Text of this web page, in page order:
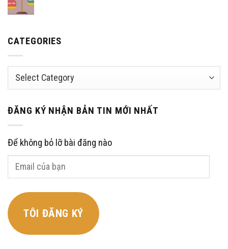
CATEGORIES
Categories
ĐĂNG KÝ NHẬN BẢN TIN MỚI NHẤT
Để không bỏ lỡ bài đăng nào
Email
TÔI ĐĂNG KÝ